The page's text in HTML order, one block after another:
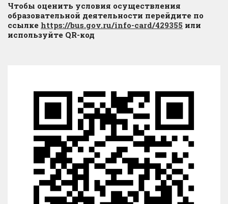
Чтобы оценить условия осуществления
образовательной деятельности перейдите по
ссылке https://bus.gov.ru/info-card/429355 или
используйте QR-код